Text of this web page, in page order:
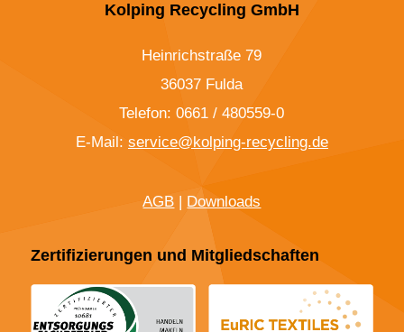
Kolping Recycling GmbH
Heinrichstraße 79
36037 Fulda
Telefon: 0661 / 480559-0
E-Mail: service@kolping-recycling.de
AGB | Downloads
Zertifizierungen und Mitgliedschaften